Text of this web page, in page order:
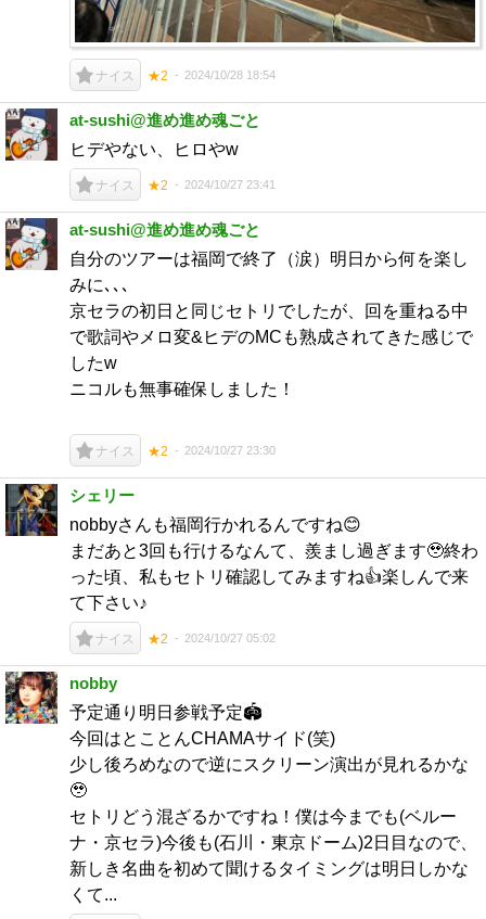
ナイス ★2 2024/10/28 18:54
at-sushi@進め進め魂ごと
ヒデやない、ヒロやw
ナイス ★2 2024/10/27 23:41
at-sushi@進め進め魂ごと
自分のツアーは福岡で終了（涙）明日から何を楽し
みに､､､
京セラの初日と同じセトリでしたが、回を重ねる中
で歌詞やメロ変&ヒデのMCも熟成されてきた感じで
したw
ニコルも無事確保しました！
ナイス ★2 2024/10/27 23:30
シェリー
nobbyさんも福岡行かれるんですね😊
まだあと3回も行けるなんて、羨まし過ぎます🥹終わ
った頃、私もセトリ確認してみますね👍楽しんで来
て下さい♪
ナイス ★2 2024/10/27 05:02
nobby
予定通り明日参戦予定🏟️
今回はとことんCHAMAサイド(笑)
少し後ろめなので逆にスクリーン演出が見れるかな
🥹
セトリどう混ざるかですね！僕は今までも(ベルー
ナ・京セラ)今後も(石川・東京ドーム)2日目なので、
新しき名曲を初めて聞けるタイミングは明日しかな
くて...